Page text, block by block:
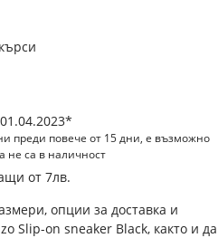
01.04.2023*
преди повече от 15 дни, е възможно
не са в наличност
от 7лв.
опции за доставка и
Slip-on sneaker Black, както и да